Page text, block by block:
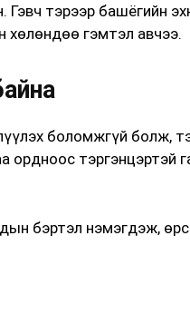
Гэвч тэрээр башёгийн
хөлөндөө гэмтэл авчээ.
боломжгүй болж,
ордноос тэргэнцэртэй
бэртэл нэмэгдэж,